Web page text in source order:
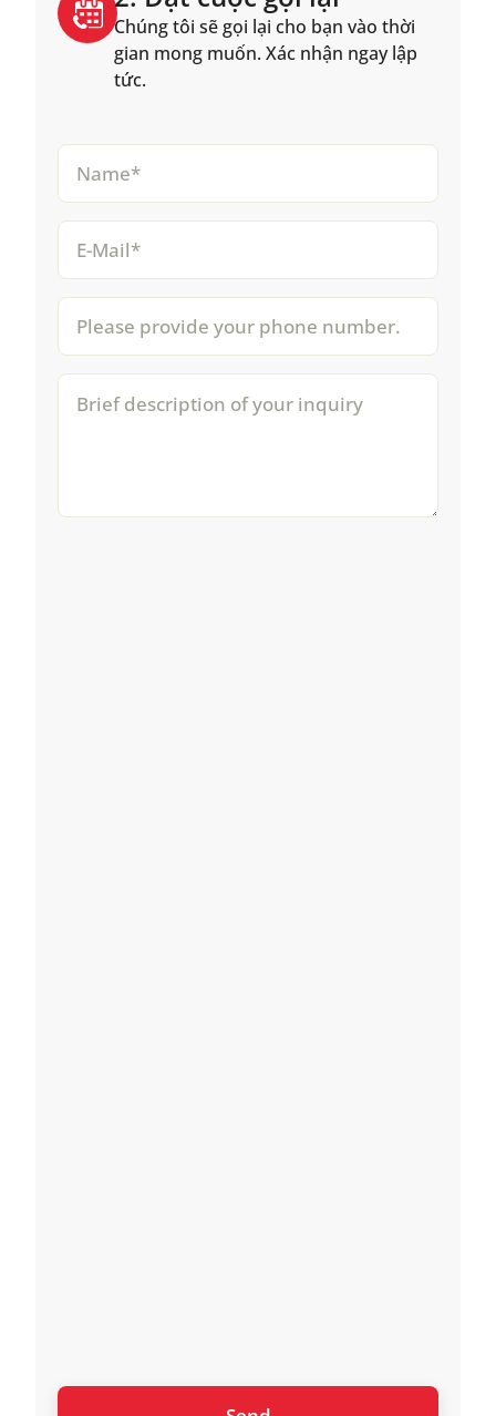
Chúng tôi sẽ gọi lại cho bạn vào thời
gian mong muốn. Xác nhận ngay lập
tức.